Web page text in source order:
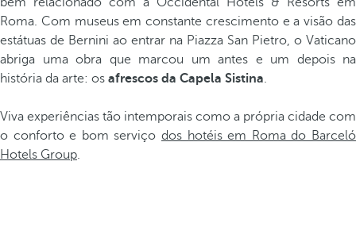
Roma. Com museus em constante crescimento e a visão das
estátuas de Bernini ao entrar na Piazza San Pietro, o Vaticano
abriga uma obra que marcou um antes e um depois na
história da arte: os afrescos da Capela Sistina.
Viva experiências tão intemporais como a própria cidade com
o conforto e bom serviço dos hotéis em Roma do Barceló
Hotels Group.